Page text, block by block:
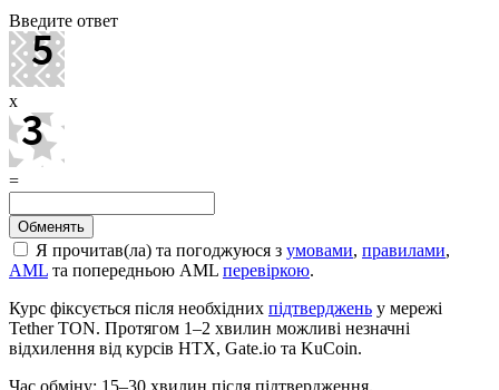
Введите ответ
x
=
Я прочитав(ла) та погоджуюся з умовами, правилами,
AML та попередньою AML перевіркою.
Курс фіксується після необхідних підтверджень у мережі
Tether TON. Протягом 1–2 хвилин можливі незначні
відхилення від курсів HTX, Gate.io та KuCoin.